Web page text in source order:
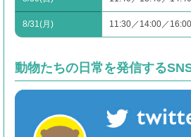
8/31(月) 11:30／14:00／16:00
動物たちの日常を発信する